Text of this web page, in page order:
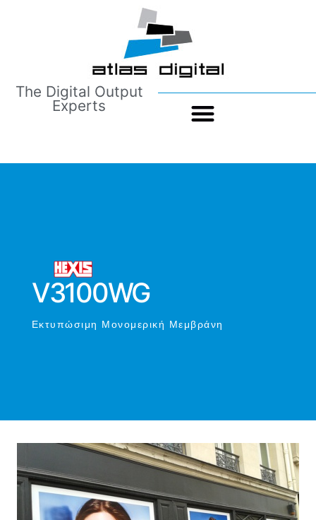
The Digital Output
Experts
V3100WG
Εκτυπώσιμη Μονομερική Μεμβράνη